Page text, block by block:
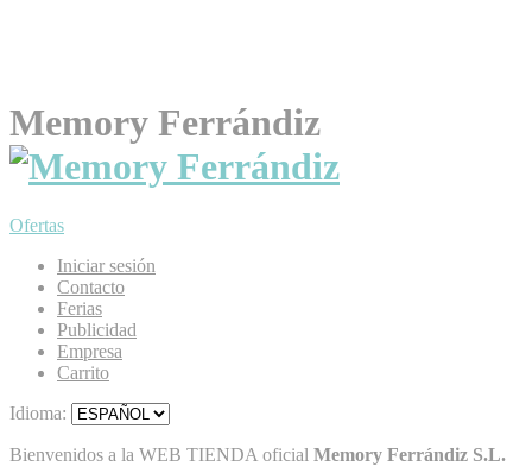
Memory Ferrándiz
Ofertas
Iniciar sesión
Contacto
Ferias
Publicidad
Empresa
Carrito
Idioma:
Bienvenidos a la WEB TIENDA oficial Memory Ferrándiz S.L.